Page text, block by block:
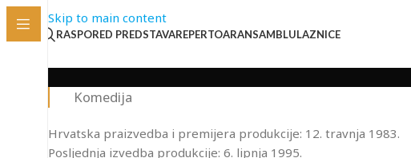
Skip to main content
RASPORED PREDSTAVAREPERTOARANSAMBLULAZNICE
Komedija
Hrvatska praizvedba i premijera produkcije: 12. travnja 1983.
Posljednja izvedba produkcije: 6. lipnja 1995.